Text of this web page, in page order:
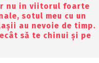
nu in viitorul foarte
sotul meu cu un
au nevoie de timp.
să te chinui și pe